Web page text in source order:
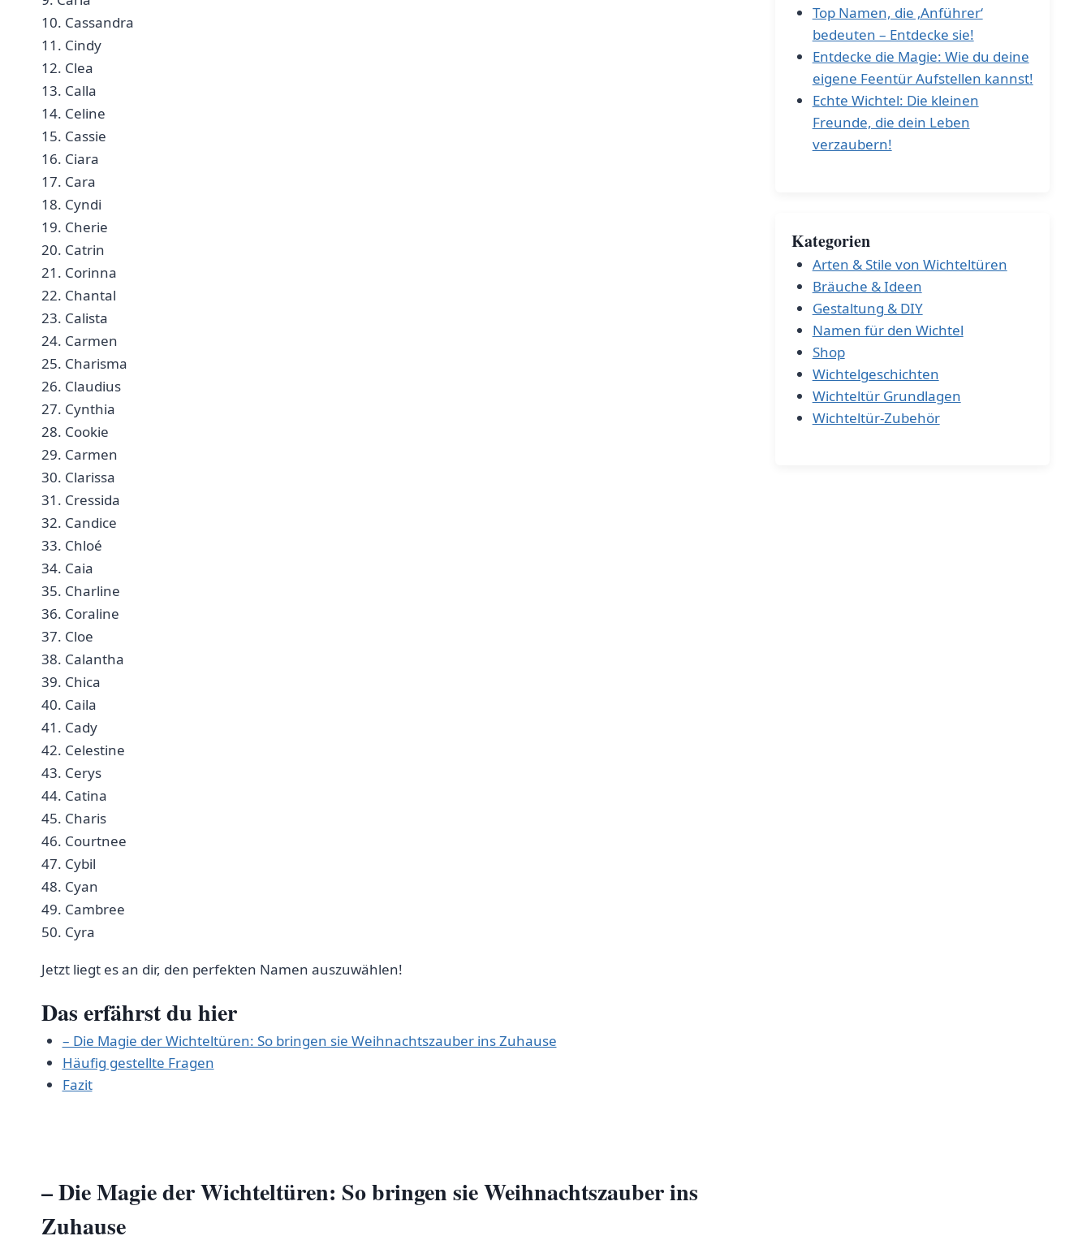
10. Cassandra
11. Cindy
12. Clea
13. ‍Calla
14. Celine
15. ⁣Cassie ⁢
16. Ciara ⁣
17.​ Cara ⁢
18.⁤ Cyndi​ ​
19. Cherie
20. Catrin ⁤
21. Corinna ‍
22. Chantal ‌
23. Calista
24. Carmen
25. Charisma
26. Claudius ‍
27.​ Cynthia
28. Cookie ⁢
29. Carmen
30. Clarissa ⁤
31. Cressida ⁣
32. Candice
33. Chloé⁤
34. Caia ​
35. Charline⁤ ⁣
36. Coraline
37. Cloe ​
38. Calantha ⁣
39.‌ Chica
40. ⁢Caila
41. Cady ‌
42.⁢ Celestine ‌
43. Cerys ​
44. Catina
45. Charis ​
46. Courtnee
47. Cybil ⁢
48. Cyan
49. Cambree
50. ⁣Cyra
Jetzt liegt es an dir, den perfekten‍ Namen ⁤auszuwählen!
Das erfährst du hier
– Die Magie der Wichteltüren: So bringen⁤ sie Weihnachtszauber ins Zuhause
Häufig‌ gestellte Fragen
Fazit
– Die Magie der Wichteltüren:⁢ So bringen ​sie Weihnachtszauber ins
Zuhause
Top Namen, die ‚Anführer‘
bedeuten – Entdecke sie!
Entdecke die Magie: Wie du deine
eigene Feentür Aufstellen kannst!
Echte Wichtel: Die kleinen
Freunde, die dein Leben
verzaubern!
Kategorien
Arten & Stile von Wichteltüren
Bräuche & Ideen
Gestaltung & DIY
Namen für den Wichtel
Shop
Wichtelgeschichten
Wichteltür Grundlagen
Wichteltür-Zubehör